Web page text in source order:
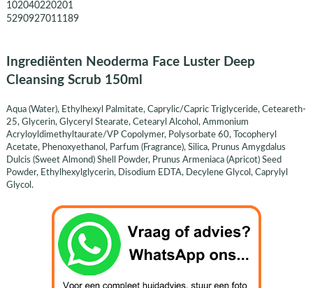
102040220201
5290927011189
Ingrediënten Neoderma Face Luster Deep
Cleansing Scrub 150ml
Aqua (Water), Ethylhexyl Palmitate, Caprylic/Capric Triglyceride, Ceteareth-
25, Glycerin, Glyceryl Stearate, Cetearyl Alcohol, Ammonium
Acryloyldimethyltaurate/VP Copolymer, Polysorbate 60, Tocopheryl
Acetate, Phenoxyethanol, Parfum (Fragrance), Silica, Prunus Amygdalus
Dulcis (Sweet Almond) Shell Powder, Prunus Armeniaca (Apricot) Seed
Powder, Ethylhexylglycerin, Disodium EDTA, Decylene Glycol, Caprylyl
Glycol.